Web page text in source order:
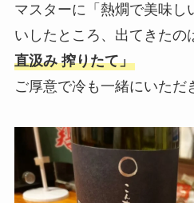
マスターに「熱燗で美味し
いしたところ、出てきたの
直汲み 搾りたて」
ご厚意で冷も一緒にいただ